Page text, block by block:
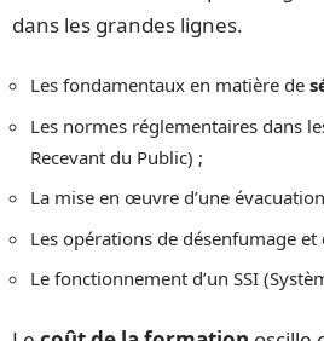
dans les grandes lignes.
Les fondamentaux en matière de
Les normes réglementaires dans
Recevant du Public) ;
La mise en œuvre d’une
Les opérations de désenfumage
Le fonctionnement d’un SSI